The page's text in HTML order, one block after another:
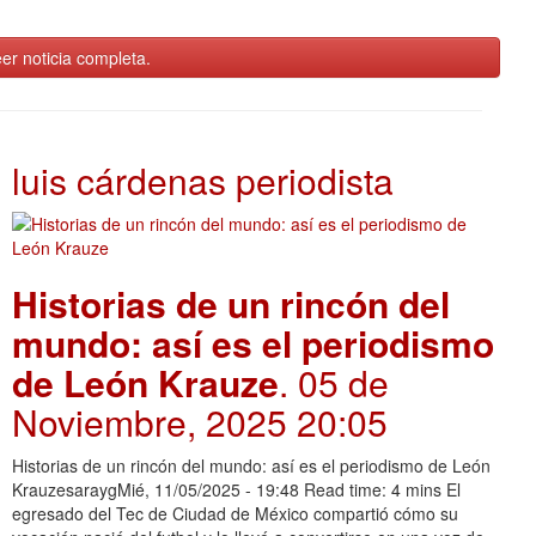
noticia completa.
luis cárdenas periodista
Historias de un rincón del
mundo: así es el periodismo
de León Krauze. 05 de
Noviembre, 2025 20:05
Historias de un rincón del mundo: así es el periodismo de León
KrauzesaraygMié, 11/05/2025 - 19:48 Read time: 4 mins El
egresado del Tec de Ciudad de México compartió cómo su